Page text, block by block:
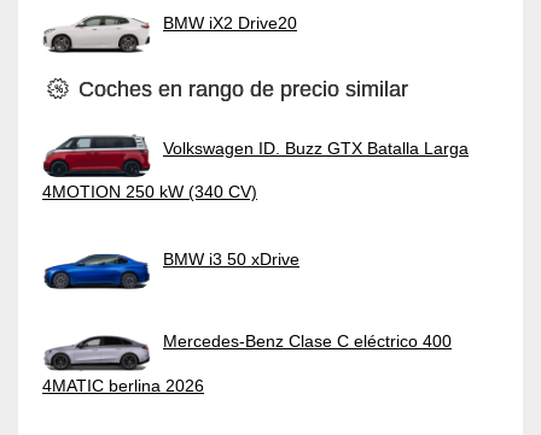
BMW iX2 Drive20
Coches en rango de precio similar
Volkswagen ID. Buzz GTX Batalla Larga
4MOTION 250 kW (340 CV)
BMW i3 50 xDrive
Mercedes-Benz Clase C eléctrico 400
4MATIC berlina 2026